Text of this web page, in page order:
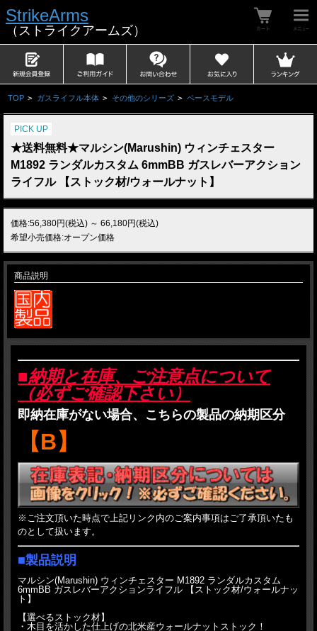
StrikeArms
（ストライクアームズ）
TOP > ガスライフル本体 > その他のシリーズ > ベースモデル
PICK UP
★送料無料★マルシン(Marushin) ウィンチェスター
M1892 ランダルカスタム 6mmBB ガスレバーアクション
ライフル 【ストック材/ウォールナット】
価格:56,380円(税込) ～ 66,180円(税込)
希望小売価格:オープン価格
商品説明
■納期と在庫、ご注意点について
（必ずご確認下さい）
即納在庫がない場合、こちらの製品の納期区分
【B】
※ご注文頂いた時点で上記リンク内のご案内事項はご了承頂いたも
のとして扱います。
■製品説明
マルシン(Marushin) ウィンチェスター M1892 ランダルカスタム
6mmBB ガスレバーアクションライフル 【ストック材/ウォールナッ
ト】
【選べるストック材】
・木目を活かした仕上げの北米産ウォールナットストック！